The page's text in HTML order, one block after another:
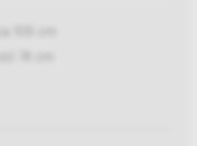
105 cm
74 cm